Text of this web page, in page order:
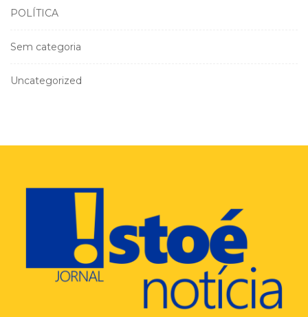
POLÍTICA
Sem categoria
Uncategorized